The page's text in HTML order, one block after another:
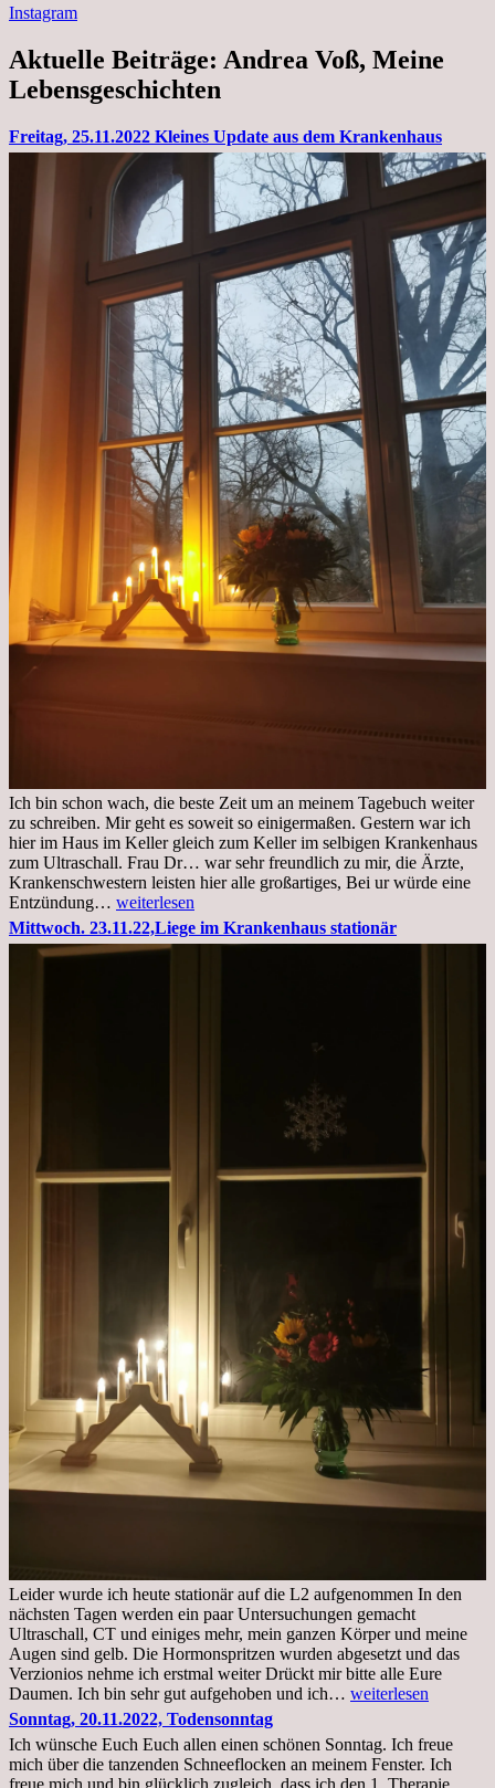
Instagram
Aktuelle Beiträge: Andrea Voß, Meine
Lebensgeschichten
Freitag, 25.11.2022 Kleines Update aus dem Krankenhaus
Ich bin schon wach, die beste Zeit um an meinem Tagebuch weiter
zu schreiben. Mir geht es soweit so einigermaßen. Gestern war ich
hier im Haus im Keller gleich zum Keller im selbigen Krankenhaus
zum Ultraschall. Frau Dr… war sehr freundlich zu mir, die Ärzte,
Krankenschwestern leisten hier alle großartiges, Bei ur würde eine
Entzündung… Freitag,
25.11.2022
Kleines
weiterlesen
Mittwoch. 23.11.22,Liege im Krankenhaus stationär
Leider wurde ich heute stationär auf die L2 aufgenommen In den
nächsten Tagen werden ein paar Untersuchungen gemacht
Ultraschall, CT und einiges mehr, mein ganzen Körper und meine
Augen sind gelb. Die Hormonspritzen wurden abgesetzt und das
Verzionios nehme ich erstmal weiter Drückt mir bitte alle Eure
Daumen. Ich bin sehr gut aufgehoben und ich… Mittwoch.
Krankenhaus
stationär
weiterlesen
Sonntag, 20.11.2022, Todensonntag
Ich wünsche Euch Euch allen einen schönen Sonntag. Ich freue
mich über die tanzenden Schneeflocken an meinem Fenster. Ich
freue mich und bin glücklich zugleich, dass ich den 1. Therapie